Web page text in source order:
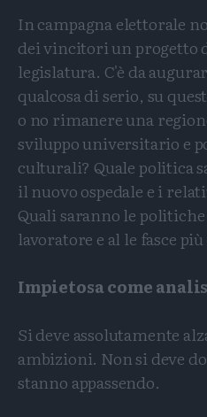
In campagna elettorale
dei vincitori un progetto
legislatura. C'è da
qualcosa di serio, su
o no rimanere una
sviluppo universitario e
culturali? Quale politica
il nuovo ospedale e i
Quali saranno le
lavoratore e al le fasce
Impietosa come
Si deve assolutamente
ambizioni. Non si deve
stanno appassendo.